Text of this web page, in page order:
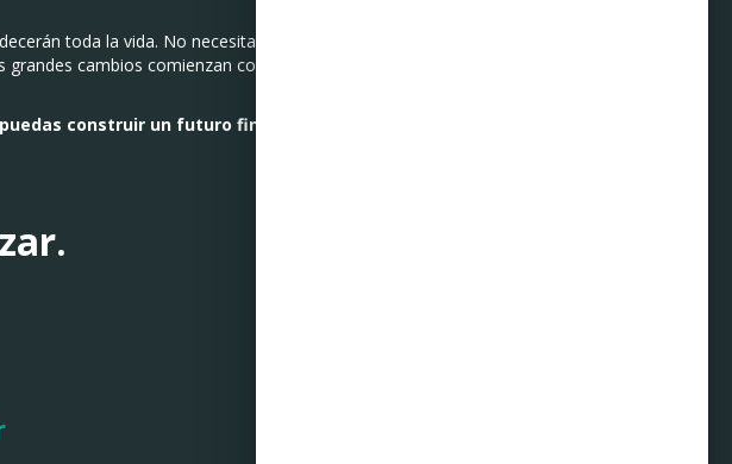
toda la vida. No necesitas tener mucho
cambios comienzan con pequeños pasos…
construir un futuro financiero sólido